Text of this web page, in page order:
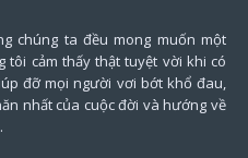
chúng ta đều mong muốn một
tôi cảm thấy thật tuyệt vời khi có
đỡ mọi người vơi bớt khổ đau,
nhất của cuộc đời và hướng về